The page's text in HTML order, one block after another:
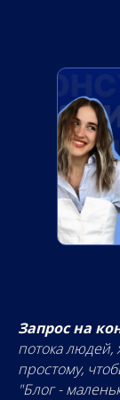
Запрос на
потока людей,
простому,
"Блог -